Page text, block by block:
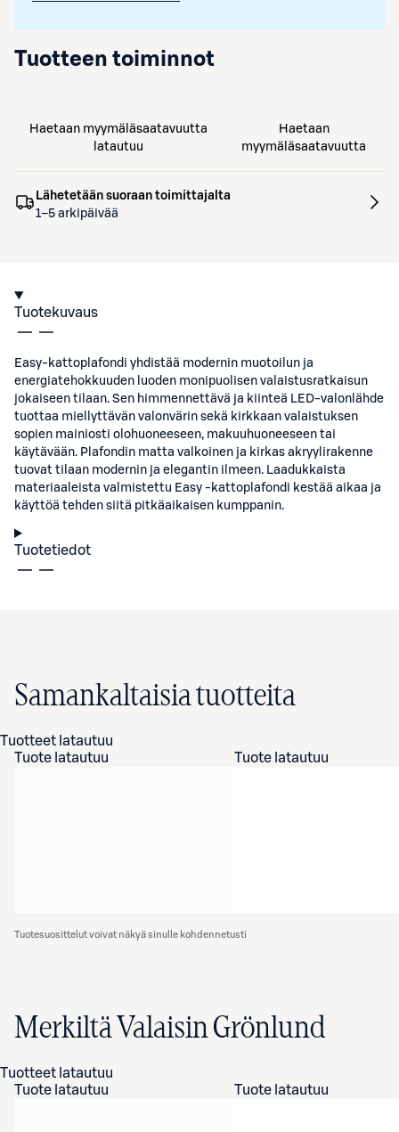
Tuotteen toiminnot
Haetaan myymäläsaatavuutta
latautuu
Haetaan
myymäläsaatavuutta
Lähetetään suoraan toimittajalta
1–5 arkipäivää
Tuotekuvaus
Easy-kattoplafondi yhdistää modernin muotoilun ja
energiatehokkuuden luoden monipuolisen valaistusratkaisun
jokaiseen tilaan. Sen himmennettävä ja kiinteä LED-valonlähde
tuottaa miellyttävän valonvärin sekä kirkkaan valaistuksen
sopien mainiosti olohuoneeseen, makuuhuoneeseen tai
käytävään. Plafondin matta valkoinen ja kirkas akryylirakenne
tuovat tilaan modernin ja elegantin ilmeen. Laadukkaista
materiaaleista valmistettu Easy -kattoplafondi kestää aikaa ja
käyttöä tehden siitä pitkäaikaisen kumppanin.
Tuotetiedot
Samankaltaisia tuotteita
Tuotteet latautuu
Tuote latautuu
Tuote latautuu
Tuotesuosittelut voivat näkyä sinulle kohdennetusti
Merkiltä Valaisin Grönlund
Tuotteet latautuu
Tuote latautuu
Tuote latautuu